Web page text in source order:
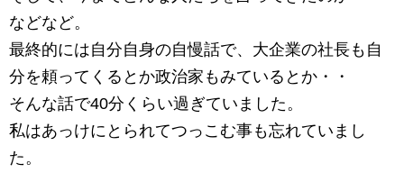
などなど。
最終的には自分自身の自慢話で、大企業の社長も自
分を頼ってくるとか政治家もみているとか・・
そんな話で40分くらい過ぎていました。
私はあっけにとられてつっこむ事も忘れていまし
た。